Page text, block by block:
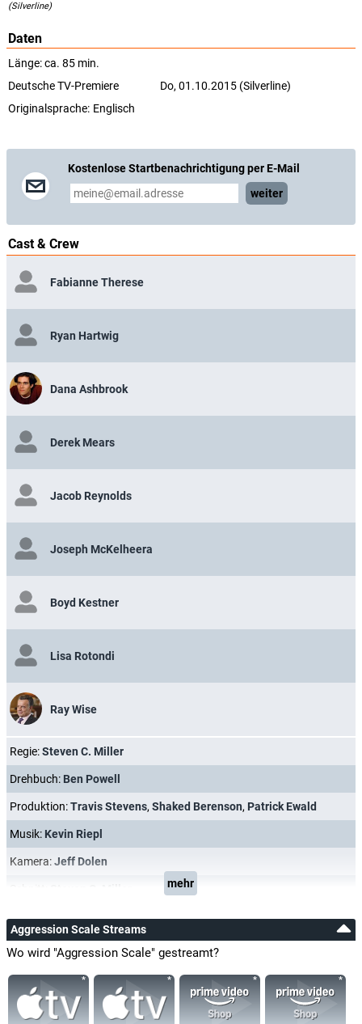
(Silverline)
Daten
Länge: ca. 85 min.
Deutsche TV-Premiere
Do, 01.10.2015 (Silverline)
Originalsprache: Englisch
Kostenlose Startbenachrichtigung per E-Mail
weiter
Cast & Crew
Fabianne Therese
Ryan Hartwig
Dana Ashbrook
Derek Mears
Jacob Reynolds
Joseph McKelheera
Boyd Kestner
Lisa Rotondi
Ray Wise
Regie:Steven C. Miller
Drehbuch: Ben Powell
Produktion:Travis Stevens, Shaked Berenson, Patrick Ewald
Musik: Kevin Riepl
Kamera:Jeff Dolen
mehr
Aggression Scale Streams
Wo wird "Aggression Scale" gestreamt?